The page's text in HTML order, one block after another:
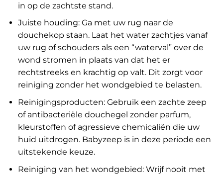
in op de zachtste stand.
Juiste houding: Ga met uw rug naar de
douchekop staan. Laat het water zachtjes vanaf
uw rug of schouders als een “waterval” over de
wond stromen in plaats van dat het er
rechtstreeks en krachtig op valt. Dit zorgt voor
reiniging zonder het wondgebied te belasten.
Reinigingsproducten: Gebruik een zachte zeep
of antibacteriële douchegel zonder parfum,
kleurstoffen of agressieve chemicaliën die uw
huid uitdrogen. Babyzeep is in deze periode een
uitstekende keuze.
Reiniging van het wondgebied: Wrijf nooit met